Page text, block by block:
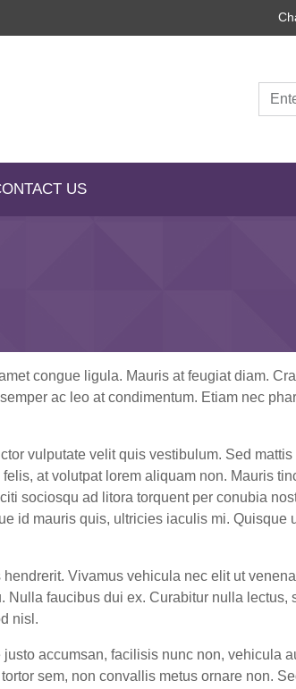
US
congue ligula. Mauris at feugiat diam.
ac leo at condimentum. Etiam nec
vulputate velit quis vestibulum. Sed
at volutpat lorem aliquam non. Mauris
sociosqu ad litora torquent per conubia
id mauris quis, ultricies iaculis mi. Quisque
Vivamus vehicula nec elit ut
faucibus dui ex. Curabitur nulla
nisl.
accumsan, facilisis nunc non, vehicula
sem, non convallis metus ornare non.